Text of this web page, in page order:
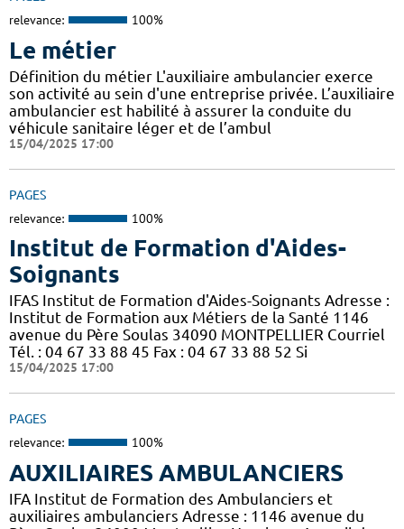
relevance: 100%
Le métier
Définition du métier L'auxiliaire ambulancier exerce
son activité au sein d'une entreprise privée. L’auxiliaire
ambulancier est habilité à assurer la conduite du
véhicule sanitaire léger et de l’ambul
15/04/2025 17:00
PAGES
relevance: 100%
Institut de Formation d'Aides-
Soignants
IFAS Institut de Formation d'Aides-Soignants Adresse :
Institut de Formation aux Métiers de la Santé 1146
avenue du Père Soulas 34090 MONTPELLIER Courriel
Tél. : 04 67 33 88 45 Fax : 04 67 33 88 52 Si
15/04/2025 17:00
PAGES
relevance: 100%
AUXILIAIRES AMBULANCIERS
IFA Institut de Formation des Ambulanciers et
auxiliaires ambulanciers Adresse : 1146 avenue du